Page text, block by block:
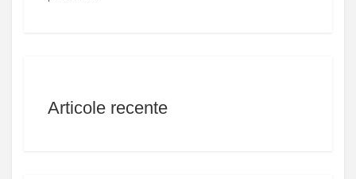
Articole recente